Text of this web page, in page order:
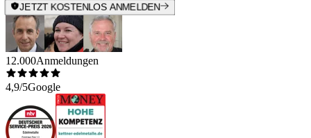
JETZT KOSTENLOS ANMELDEN
12.000Anmeldungen
4,9/5Google